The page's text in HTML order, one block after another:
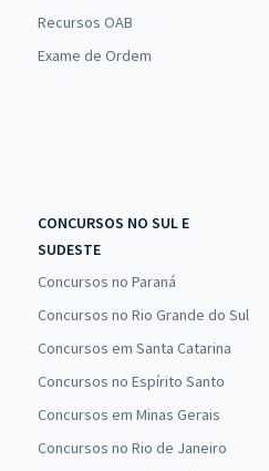
Recursos OAB
Exame de Ordem
CONCURSOS NO SUL E
SUDESTE
Concursos no Paraná
Concursos no Rio Grande do Sul
Concursos em Santa Catarina
Concursos no Espírito Santo
Concursos em Minas Gerais
Concursos no Rio de Janeiro